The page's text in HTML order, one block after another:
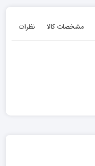
مشخصات کالا نظرات